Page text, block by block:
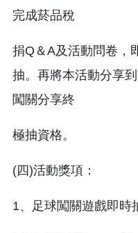
完成菸品稅
捐Q＆A及活動問卷，
抽。再將本活動分享
闖關分享終
極抽資格。
(四)活動獎項：
1、足球闖關遊戲即時